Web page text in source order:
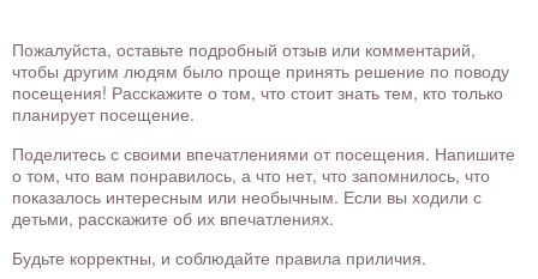
Пожалуйста, оставьте подробный отзыв или комментарий,
чтобы другим людям было проще принять решение по поводу
посещения! Расскажите о том, что стоит знать тем, кто только
планирует посещение.
Поделитесь с своими впечатлениями от посещения. Напишите
о том, что вам понравилось, а что нет, что запомнилось, что
показалось интересным или необычным. Если вы ходили с
детьми, расскажите об их впечатлениях.
Будьте корректны, и соблюдайте правила приличия.